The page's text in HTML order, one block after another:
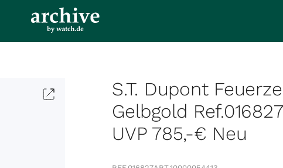
S.T. Dupont
Gelbgold
UVP 785,-€ Neu